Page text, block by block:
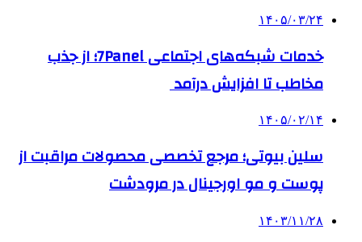
۱۴۰۵/۰۳/۲۴
خدمات شبکه‌های اجتماعی 7Panel؛ از جذب
مخاطب تا افزایش درآمد
۱۴۰۵/۰۲/۱۴
سلین بیوتی؛ مرجع تخصصی محصولات مراقبت از
پوست و مو اورجینال در مرودشت
۱۴۰۳/۱۱/۲۸